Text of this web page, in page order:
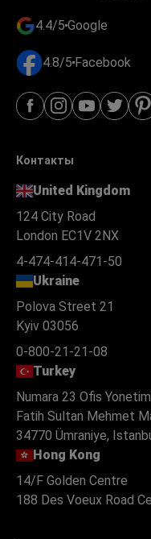
4.4/5 Google
4.8/5 Facebook
Контакты
United Kingdom
124 City Road
London EC1V 2NX
4-474-414-471-50
Ukraine
Polova Street 21
Kyiv 03056
0-800-21-21-08
Turkey
Numara 23 Ofis
Fatih Sultan Mehmet
34770 Ümraniye,
Hong Kong
14/F Golden Centre
188 Des Voeux Road